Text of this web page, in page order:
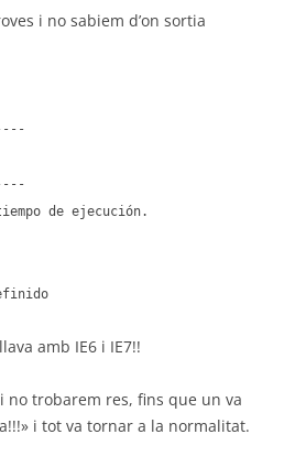
i no sabiem d’on sortia
de ejecución.
amb IE6 i IE7!!
no trobarem res, fins que un va
i tot va tornar a la normalitat.